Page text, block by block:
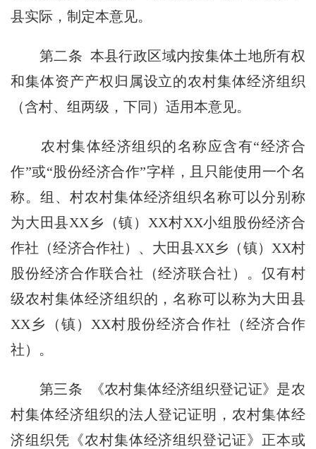
县实际，制定本意见。
第二条 本县行政区域内按集体土地所有权
和集体资产产权归属设立的农村集体经济组织
（含村、组两级，下同）适用本意见。
农村集体经济组织的名称应含有“经济合
作”或“股份经济合作”字样，且只能使用一个名
称。组、村农村集体经济组织名称可以分别称
为大田县XX乡（镇）XX村XX小组股份经济合
作社（经济合作社）、大田县XX乡（镇）XX村
股份经济合作联合社（经济联合社）。仅有村
级农村集体经济组织的，名称可以称为大田县
XX乡（镇）XX村股份经济合作社（经济合作
社）。
第三条 《农村集体经济组织登记证》是农
村集体经济组织的法人登记证明，农村集体经
济组织凭《农村集体经济组织登记证》正本或